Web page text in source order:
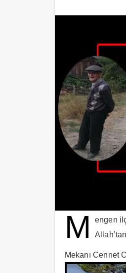
M
engen
Mekanı Cennet